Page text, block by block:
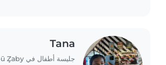
Tana
جليسة أطفال في Jazīrat Abū Z̧aby